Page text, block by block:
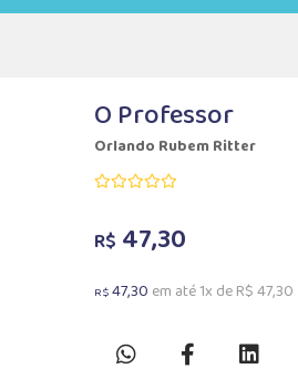
O Professor
Orlando Rubem Ritter
R$ 47,30
R$47,30 em até 1x de R$ 47,30